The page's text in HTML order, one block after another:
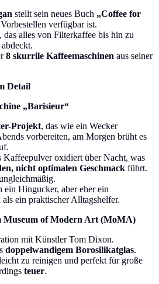
stellt sein neues Buch „Coffee for
verfügbar ist.
das alles von Filterkaffee bis hin zu
8 skurrile Kaffeemaschinen aus seiner
Detail
„Barisieur“
Projekt, das wie ein Wecker
vorbereiten, am Morgen brüht es
Kaffeepulver oxidiert über Nacht, was
nicht optimalen Geschmack führt.
ein Hingucker, aber eher ein
als ein praktischer Alltagshelfer.
Museum of Modern Art (MoMA)
mit Künstler Tom Dixon.
doppelwandigem Borosilikatglas.
zu reinigen und perfekt für große
teuer.